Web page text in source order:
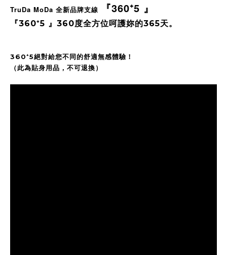
TruDa MoDa 全新品牌支線 『360⁺5 』
『360⁺5 』 360度全方位呵護妳的365天。
360⁺5絕對給您不同的舒適無感體驗！
（此為貼身用品，不可退換）